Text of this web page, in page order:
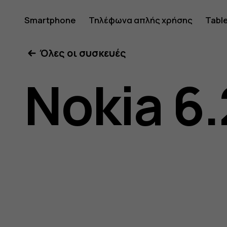
Οδηγίες
χρήσης
Nokia
Smartphone Τηλέφωνα απλής χρήσης
Όλες οι συσκευές
Nokia